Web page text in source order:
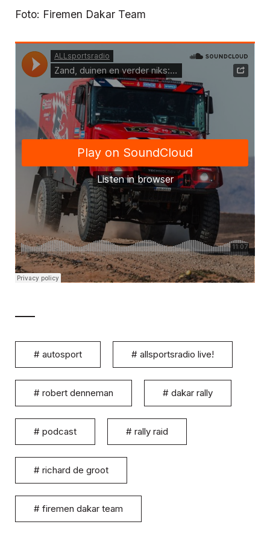
Foto: Firemen Dakar Team
# autosport # allsportsradio live!
# robert denneman # dakar rally
# podcast # rally raid
# richard de groot
# firemen dakar team